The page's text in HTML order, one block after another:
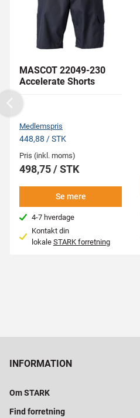
MASCOT 22049-230
Accelerate Shorts
Medlemspris
448,88 / STK
Pris (inkl. moms)
498,75 / STK
Se mere
4-7 hverdage
Kontakt din
lokale STARK forretning
Previous
INFORMATION
Om STARK
Find forretning